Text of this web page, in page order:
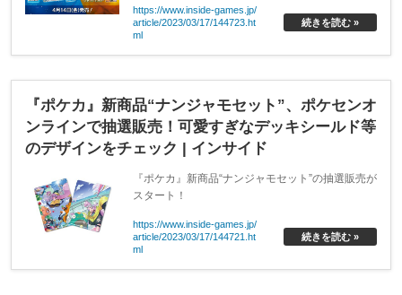
https://www.inside-games.jp/
article/2023/03/17/144723.ht
ml
続きを読む »
『ポケカ』新商品“ナンジャモセット”、ポケセンオ
ンラインで抽選販売！可愛すぎなデッキシールド等
のデザインをチェック | インサイド
『ポケカ』新商品“ナンジャモセット”の抽選販売が
スタート！
https://www.inside-games.jp/
article/2023/03/17/144721.ht
ml
続きを読む »